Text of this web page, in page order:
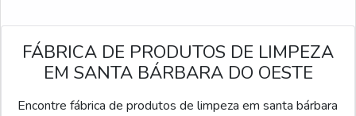
FÁBRICA DE PRODUTOS DE LIMPEZA
EM SANTA BÁRBARA DO OESTE
Encontre fábrica de produtos de limpeza em santa bárbara